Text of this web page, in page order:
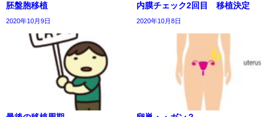
胚盤胞移植
2020年10月9日
内膜チェック2回目 移植決定
2020年10月8日